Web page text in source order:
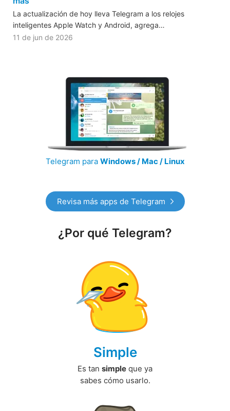
La actualización de hoy lleva Telegram a los relojes
inteligentes Apple Watch y Android, agrega…
11 de jun de 2026
Telegram para Windows / Mac / Linux
Revisa más apps de Telegram
¿Por qué Telegram?
Simple
Es tan simple que ya
sabes cómo usarlo.